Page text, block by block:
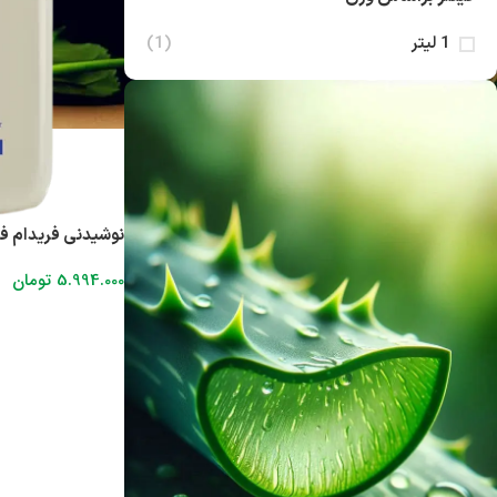
1 لیتر (1)
نوشیدنی فریدام
5.994.000 تومان